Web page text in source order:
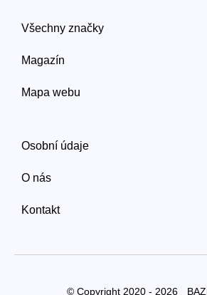
Všechny značky
Magazín
Mapa webu
Osobní údaje
O nás
Kontakt
© Copyright 2020 - 2026